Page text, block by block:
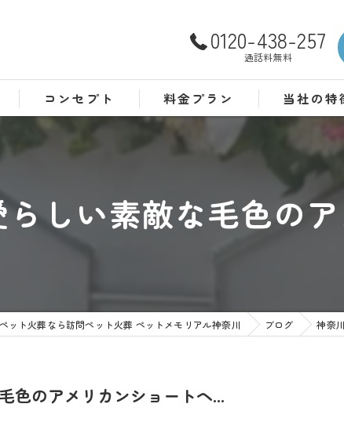
0120-438-257
通話料無料
コンセプト
よくある質問
料金プラン 当社の特
猫
訪問
しい素敵な毛色の
ット火葬なら訪問ペット火葬 ペットメモリアル神奈川 ブログ 神奈
色のアメリカンショートヘ...